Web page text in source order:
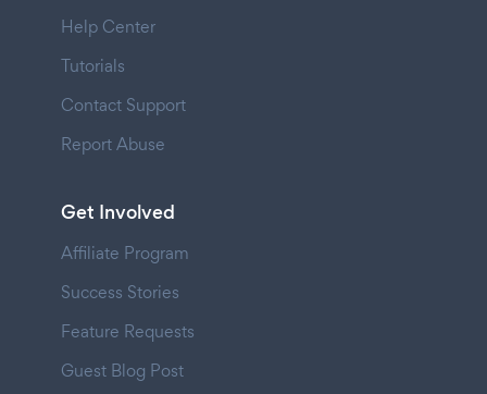
Help Center
Tutorials
Contact Support
Report Abuse
Get Involved
Affiliate Program
Success Stories
Feature Requests
Guest Blog Post